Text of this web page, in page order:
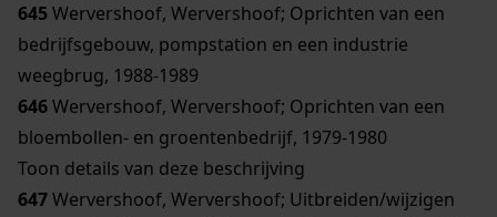
645Wervershoof, Wervershoof; Oprichten van een
bedrijfsgebouw, pompstation en een industrie
weegbrug, 1988-1989
646Wervershoof, Wervershoof; Oprichten van een
bloembollen- en groentenbedrijf, 1979-1980
Toon details van deze beschrijving
647Wervershoof, Wervershoof; Uitbreiden/wijzigen